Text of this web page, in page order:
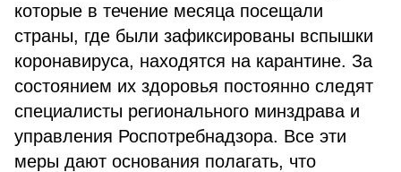
которые в течение месяца посещали
страны, где были зафиксированы вспышки
коронавируса, находятся на карантине. За
состоянием их здоровья постоянно следят
специалисты регионального минздрава и
управления Роспотребнадзора. Все эти
меры дают основания полагать, что